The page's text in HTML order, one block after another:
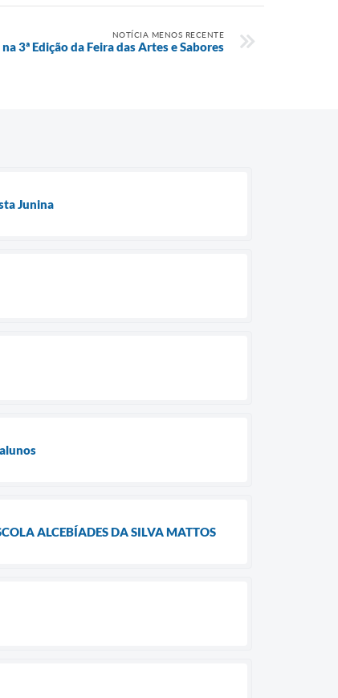
NOTÍCIA MENOS RECENTE
3ª Edição da Feira das Artes e Sabores
Junina
ALCEBÍADES DA SILVA MATTOS